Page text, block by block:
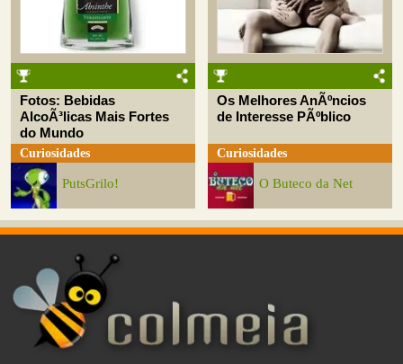
Fotos: Bebidas
AlcoÃ³licas Mais Fortes
do Mundo
Curiosidades
PutsGrilo!
Os Melhores AnÃºncios
de Interesse PÃºblico
Curiosidades
O Buteco da Net